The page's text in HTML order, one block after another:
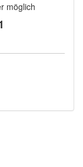
möglich